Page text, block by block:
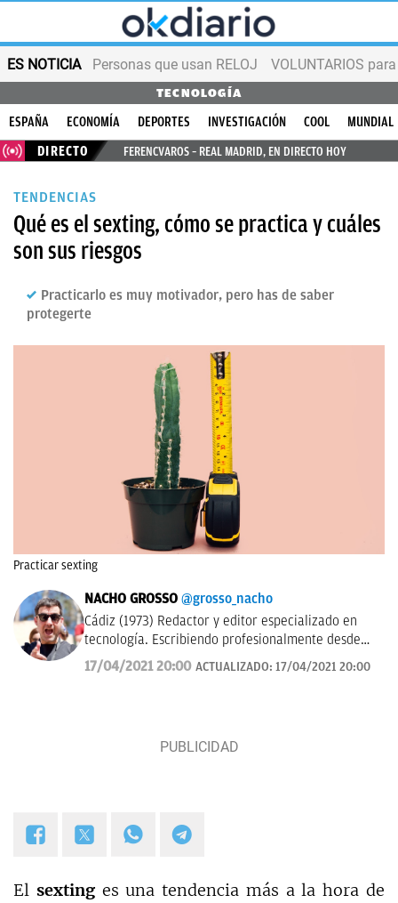
ES NOTICIA Personas que usan RELOJ VOLUNTARIOS
TECNOLOGÍA
ESPAÑA ECONOMÍA DEPORTES INVESTIGACIÓN COOL
MUNDIAL
DIRECTO
FERENCVAROS – REAL MADRID, EN DIRECTO HOY
TENDENCIAS
Qué es el sexting, cómo se practica y cuáles
son sus riesgos
Practicarlo es muy motivador, pero has de saber
protegerte
Practicar sexting
NACHO GROSSO @grosso_nacho
Cádiz (1973) Redactor y editor especializado en
tecnología. Escribiendo profesionalmente desde
2017 para medios de difusión y blogs en español.
17/04/2021 20:00 ACTUALIZADO: 17/04/2021 20:00
El sextinges una tendencia más a la hora de